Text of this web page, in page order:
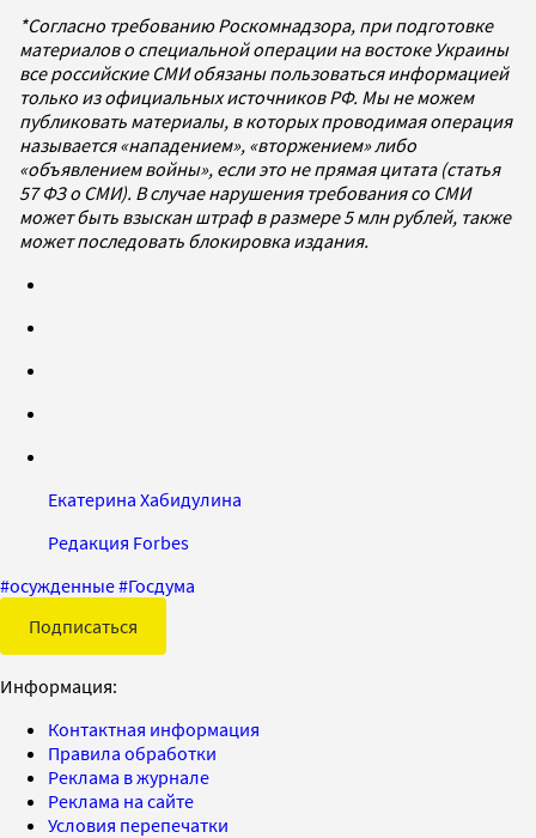
*Согласно требованию Роскомнадзора, при подготовке
материалов о специальной операции на востоке Украины
все российские СМИ обязаны пользоваться информацией
только из официальных источников РФ. Мы не можем
публиковать материалы, в которых проводимая операция
называется «нападением», «вторжением» либо
«объявлением войны», если это не прямая цитата (статья
57 ФЗ о СМИ). В случае нарушения требования со СМИ
может быть взыскан штраф в размере 5 млн рублей, также
может последовать блокировка издания.
Екатерина Хабидулина
Редакция Forbes
#осужденные#Госдума
Подписаться
Информация:
Контактная информация
Правила обработки
Реклама в журнале
Реклама на сайте
Условия перепечатки